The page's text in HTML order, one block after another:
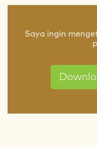
Saya ingin